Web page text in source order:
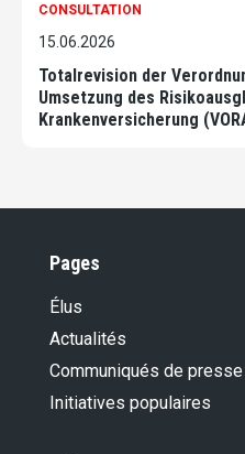
CONSULTATION
15.06.2026
Totalrevision der
Umsetzung des
Krankenversicherung
Pages
Élus
Actualités
Communiqués de presse
Initiatives populaires